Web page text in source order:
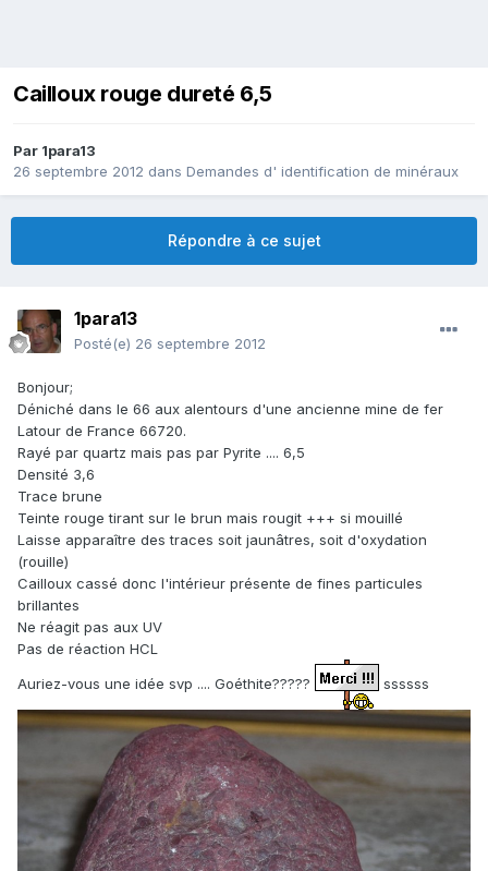
Cailloux rouge dureté 6,5
Par 1para13
26 septembre 2012 dans Demandes d' identification de minéraux
Répondre à ce sujet
1para13
Posté(e) 26 septembre 2012
Bonjour;
Déniché dans le 66 aux alentours d'une ancienne mine de fer
Latour de France 66720.
Rayé par quartz mais pas par Pyrite .... 6,5
Densité 3,6
Trace brune
Teinte rouge tirant sur le brun mais rougit +++ si mouillé
Laisse apparaître des traces soit jaunâtres, soit d'oxydation
(rouille)
Cailloux cassé donc l'intérieur présente de fines particules
brillantes
Ne réagit pas aux UV
Pas de réaction HCL
Auriez-vous une idée svp .... Goéthite?????
ssssss